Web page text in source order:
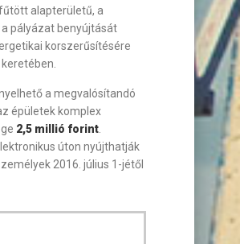
alapterületű, a
pályázat benyújtását
korszerűsítésére
a megvalósítandó
épületek komplex
2,5 millió forint
úton nyújthatják
2016. július 1-jétől